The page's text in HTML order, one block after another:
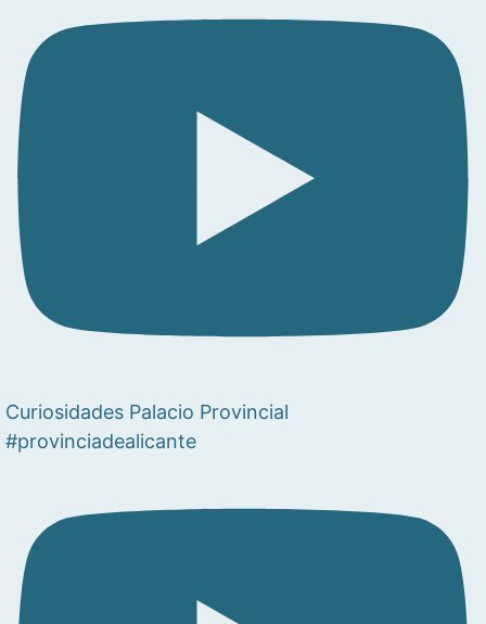
Curiosidades Palacio Provincial
#provinciadealicante